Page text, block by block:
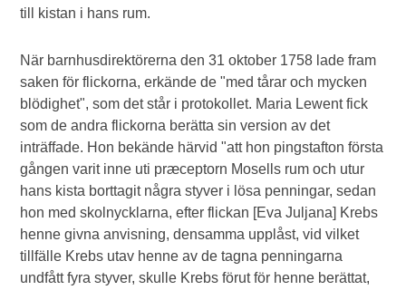
till kistan i hans rum.
När barnhusdirektörerna den 31 oktober 1758 lade fram
saken för flickorna, erkände de "med tårar och mycken
blödighet", som det står i protokollet. Maria Lewent fick
som de andra flickorna berätta sin version av det
inträffade. Hon bekände härvid "att hon pingstafton första
gången varit inne uti præceptorn Mosells rum och utur
hans kista borttagit några styver i lösa penningar, sedan
hon med skolnycklarna, efter flickan [Eva Juljana] Krebs
henne givna anvisning, densamma upplåst, vid vilket
tillfälle Krebs utav henne av de tagna penningarna
undfått fyra styver, skulle Krebs förut för henne berättat,